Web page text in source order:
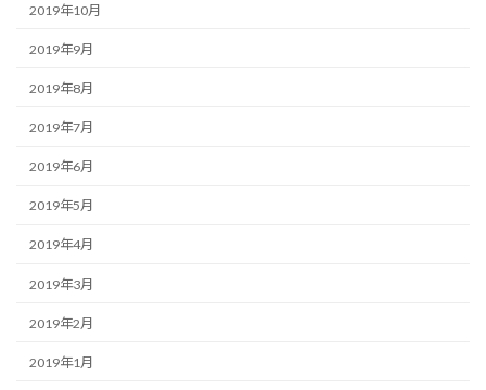
2019年10月
2019年9月
2019年8月
2019年7月
2019年6月
2019年5月
2019年4月
2019年3月
2019年2月
2019年1月